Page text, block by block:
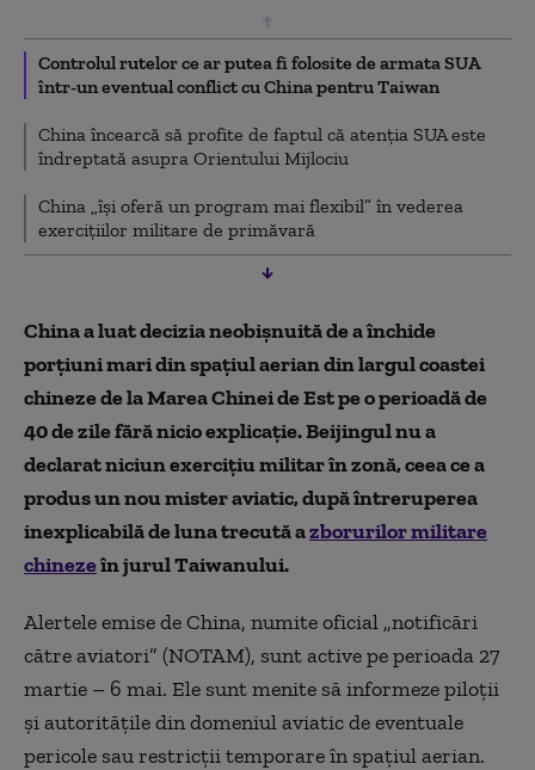
Controlul rutelor ce ar putea fi folosite de armata SUA
într-un eventual conflict cu China pentru Taiwan
China încearcă să profite de faptul că atenția SUA este
îndreptată asupra Orientului Mijlociu
China „își oferă un program mai flexibil” în vederea
exercițiilor militare de primăvară
China a luat decizia neobișnuită de a închide
porțiuni mari din spațiul aerian din largul coastei
chineze de la Marea Chinei de Est pe o perioadă de
40 de zile fără nicio explicație. Beijingul nu a
declarat niciun exercițiu militar în zonă, ceea ce a
produs un nou mister aviatic, după întreruperea
inexplicabilă de luna trecută azborurilor militare
chinezeîn jurul Taiwanului.
Alertele emise de China, numite oficial „notificări
către aviatori” (NOTAM), sunt active pe perioada 27
martie – 6 mai. Ele sunt menite să informeze piloții
și autoritățile din domeniul aviatic de eventuale
pericole sau restricții temporare în spațiul aerian.